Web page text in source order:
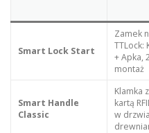
Smart Lock Start
Zamek
TTLock:
+ Apka,
montaż
Smart Handle
Classic
Klamka
kartą
w